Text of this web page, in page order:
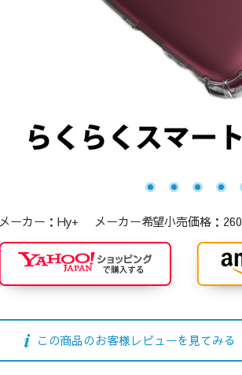
メーカー：Hy+ メーカー希望小売価格：
この商品のお客様レビューを見てみる